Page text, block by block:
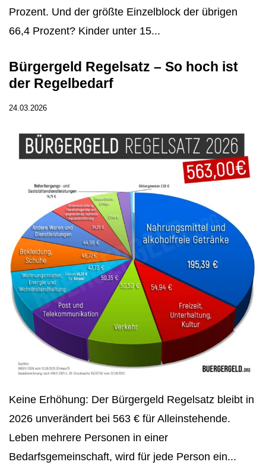
Prozent. Und der größte Einzelblock der übrigen
66,4 Prozent? Kinder unter 15...
Bürgergeld Regelsatz – So hoch ist
der Regelbedarf
24.03.2026
Keine Erhöhung: Der Bürgergeld Regelsatz bleibt in
2026 unverändert bei 563 € für Alleinstehende.
Leben mehrere Personen in einer
Bedarfsgemeinschaft, wird für jede Person ein...